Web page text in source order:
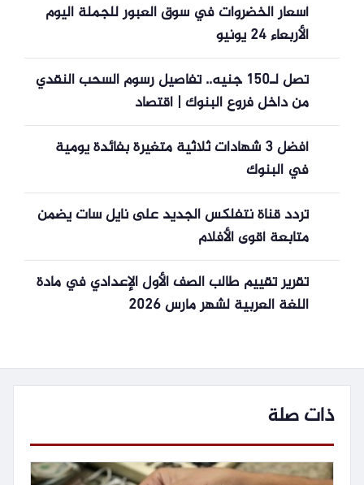
أسعار الخضروات في سوق العبور للجملة اليوم
الأربعاء 24 يونيو
تصل لـ150 جنيه.. تفاصيل رسوم السحب النقدي
من داخل فروع البنوك | اقتصاد
أفضل 3 شهادات ثلاثية متغيرة بفائدة يومية
في البنوك
تردد قناة نتفلكس الجديد على نايل سات يضمن
متابعة أقوى الأفلام
تقرير تقييم طالب الصف الأول الإعدادي في مادة
اللغة العربية لشهر مارس 2026
ذات صلة